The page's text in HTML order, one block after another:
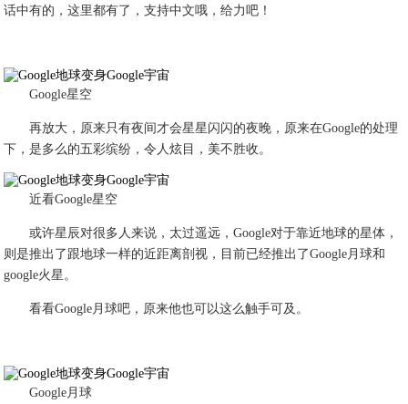
话中有的，这里都有了，支持中文哦，给力吧！
Google星空
再放大，原来只有夜间才会星星闪闪的夜晚，原来在Google的处理
下，是多么的五彩缤纷，令人炫目，美不胜收。
近看Google星空
或许星辰对很多人来说，太过遥远，Google对于靠近地球的星体，
则是推出了跟地球一样的近距离剖视，目前已经推出了Google月球和
google火星。
看看Google月球吧，原来他也可以这么触手可及。
Google月球